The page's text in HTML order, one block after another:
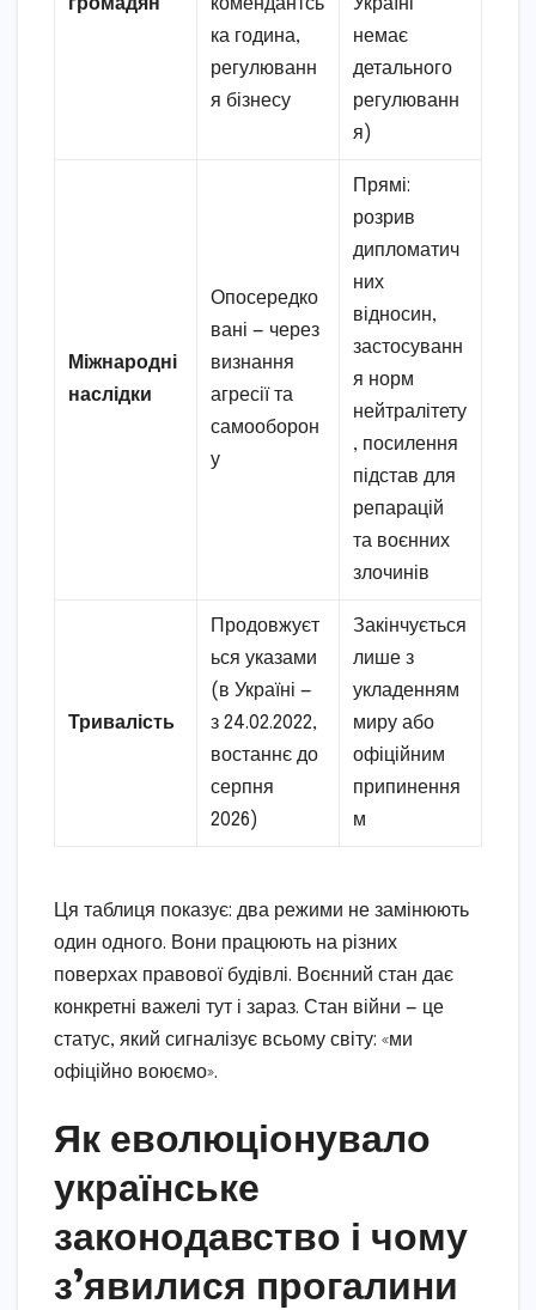
громадян
комендантсь
ка година,
регулюванн
я бізнесу
Україні
немає
детального
регулюванн
я)
Міжнародні
наслідки
Опосередко
вані — через
визнання
агресії та
самооборон
у
Прямі:
розрив
дипломатич
них
відносин,
застосуванн
я норм
нейтралітету
, посилення
підстав для
репарацій
та воєнних
злочинів
Тривалість
Продовжуєт
ься указами
(в Україні —
з 24.02.2022,
востаннє до
серпня
2026)
Закінчується
лише з
укладенням
миру або
офіційним
припинення
м
Ця таблиця показує: два режими не замінюють
один одного. Вони працюють на різних
поверхах правової будівлі. Воєнний стан дає
конкретні важелі тут і зараз. Стан війни — це
статус, який сигналізує всьому світу: «ми
офіційно воюємо».
Як еволюціонувало
українське
законодавство і чому
з’явилися прогалини